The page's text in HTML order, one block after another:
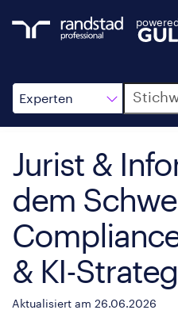
Experten
Suche
Jurist &
dem
& KI-
Aktualisiert am 26.06.2026